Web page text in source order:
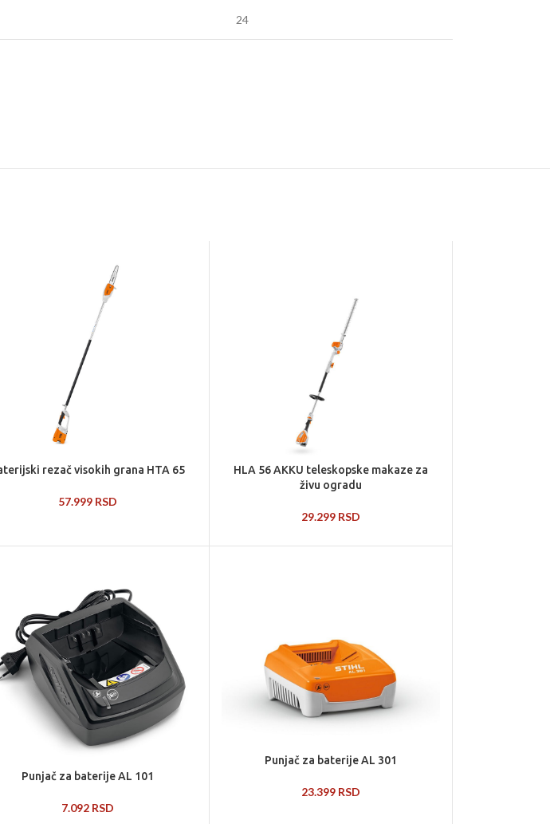
24
rezač visokih grana HTA 65
57.999 RSD
HLA 56 AKKU teleskopske makaze za
živu ogradu
29.299 RSD
Punjač za baterije AL 101
7.092 RSD
Punjač za baterije AL 301
23.399 RSD